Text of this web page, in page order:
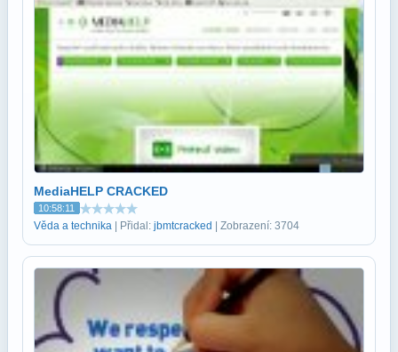
MediaHELP CRACKED
10:58:11
Věda a technika | Přidal: jbmtcracked | Zobrazení: 3704